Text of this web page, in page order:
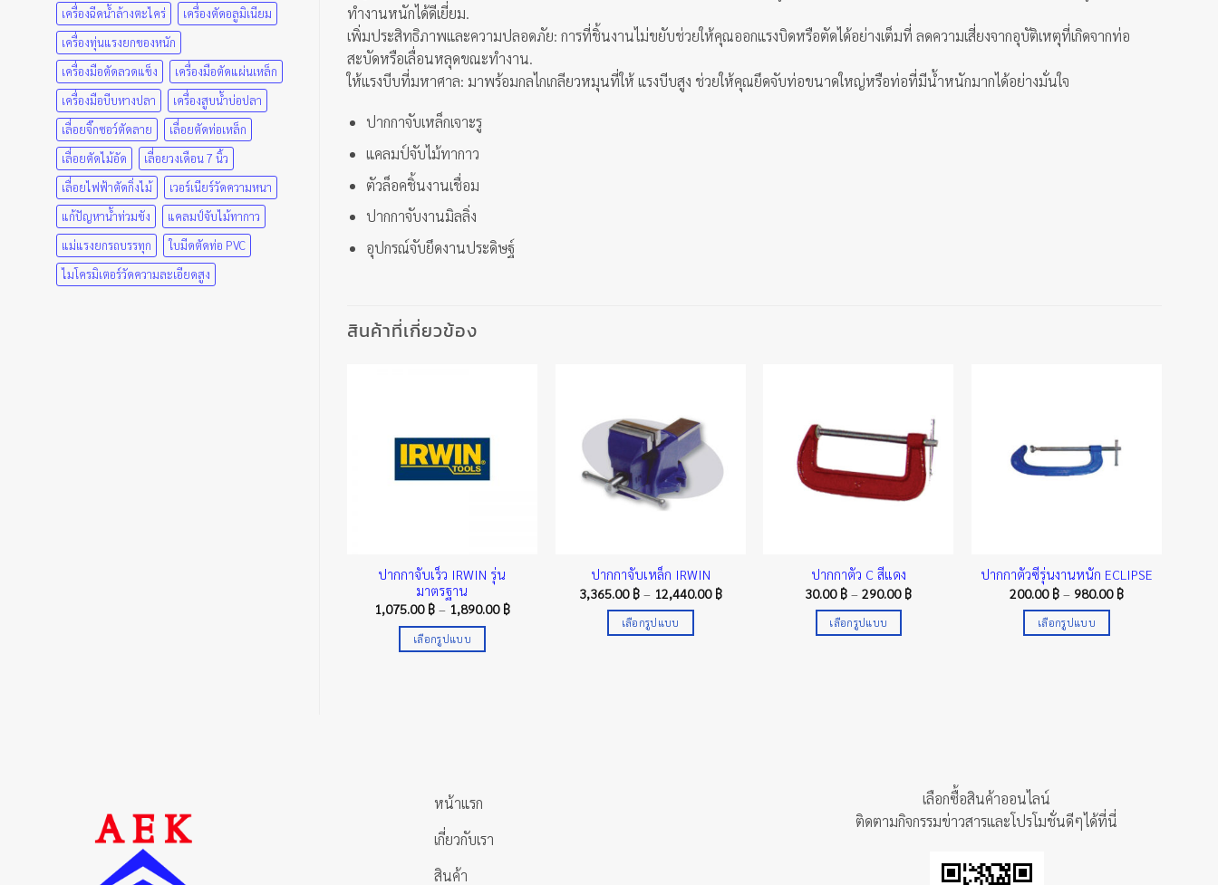
เครื่องฉีดน้ำล้างตะไคร่
เครื่องตัดอลูมิเนียม
เครื่องทุ่นแรงยกของหนัก
เครื่องมือตัดลวดแข็ง
เครื่องมือตัดแผ่นเหล็ก
เครื่องมือบีบหางปลา
เครื่องสูบน้ำบ่อปลา
เลื่อยจิ๊กซอว์ตัดลาย
เลื่อยตัดท่อเหล็ก
เลื่อยตัดไม้อัด
เลื่อยวงเดือน 7 นิ้ว
เลื่อยไฟฟ้าตัดกิ่งไม้
เวอร์เนียร์วัดความหนา
แก้ปัญหาน้ำท่วมขัง
แคลมป์จับไม้ทากาว
แม่แรงยกรถบรรทุก
ใบมีดตัดท่อ PVC
ไมโครมิเตอร์วัดความละเอียดสูง
ทำงานหนักได้ดีเยี่ยม.
เพิ่มประสิทธิภาพและความปลอดภัย: การที่ชิ้นงานไม่ขยับช่วยให้คุณออกแรงบิดหรือตัดได้อย่างเต็มที่ ลดความเสี่ยงจากอุบัติเหตุที่เกิดจากท่อ
สะบัดหรือเลื่อนหลุดขณะทำงาน.
ให้แรงบีบที่มหาศาล: มาพร้อมกลไกเกลียวหมุนที่ให้ แรงบีบสูง ช่วยให้คุณยึดจับท่อขนาดใหญ่หรือท่อที่มีน้ำหนักมากได้อย่างมั่นใจ
ปากกาจับเหล็กเจาะรู
แคลมป์จับไม้ทากาว
ตัวล็อคชิ้นงานเชื่อม
ปากกาจับงานมิลลิ่ง
อุปกรณ์จับยึดงานประดิษฐ์
สินค้าที่เกี่ยวข้อง
ปากกาจับเร็ว IRWIN รุ่น
มาตรฐาน
1,075.00 ฿ – 1,890.00 ฿Price
เลือกรูปแบบ
may
be
chosen
on
ปากกาจับเหล็ก IRWIN
3,365.00 ฿ – 12,440.00 ฿Price
เลือกรูปแบบ
ปากกาตัว C สีแดง
30.00 ฿ – 290.00 ฿Price
เลือกรูปแบบ
be
chosen
ปากกาตัวซีรุ่นงานหนัก ECLIPSE
200.00 ฿ – 980.00 ฿Price
เลือกรูปแบบ
be
chosen
หน้าแรก
เกี่ยวกับเรา
สินค้า
เลือกซื้อสินค้าออนไลน์
ติดตามกิจกรรมข่าวสารและโปรโมชั่นดีๆได้ที่นี่